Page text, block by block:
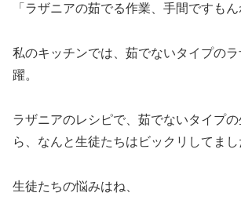
「ラザニアの茹でる作業、手間ですもん
私のキッチンでは、茹でないタイプの
躍。
ラザニアのレシピで、茹でないタイプ
ら、なんと生徒たちはビックリしてまし
生徒たちの悩みはね、